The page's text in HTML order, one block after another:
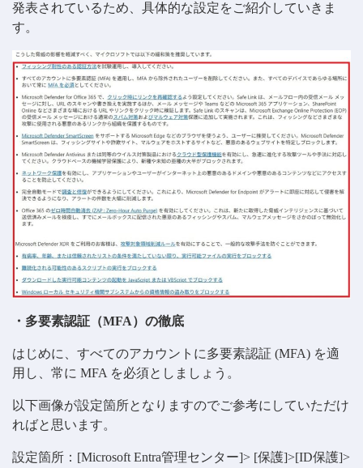
発表されているため、具体的な設定をご紹介していきま
す。
・多要素認証（MFA）の徹底
はじめに、すべてのアカウントに多要素認証 (MFA) を適
用し、常に MFA を必須としましょう。
以下画像が設定箇所となりますのでご参考にしていただけ
ればと思います。
設定箇所：[Microsoft Entra管理センター]> [保護]>[ID保護]>